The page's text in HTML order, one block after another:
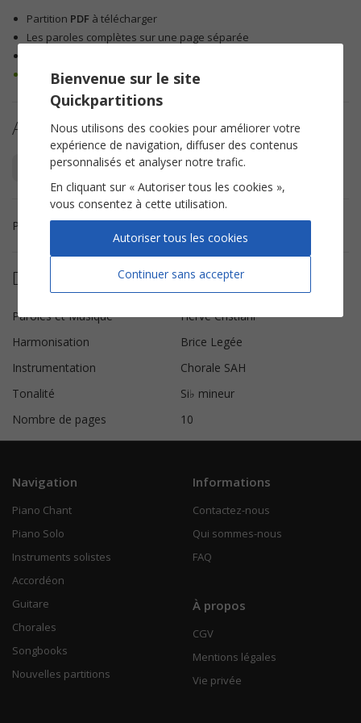
Partition PDF à télécharger
Les paroles complètes sur une page séparée
100% légal – droits d’auteur respectés
Autres arrangements
Piano Chant Chorale SAH
Partition chorale SAH Il est libre Max de Hervé Cristiani.
Détails de la partition
Paroles et Musique
Hervé Cristiani
Harmonisation
Brice Legée
Instrumentation
Chorale SAH
Tonalité
Si♭ mineur
Nombre de pages
10
Navigation
Piano Chant
Piano Solo
Instruments solistes
Accordéon
Guitare
Chorales
Songbooks
Nouvelles partitions
Informations
Contactez-nous
Qui sommes-nous
FAQ
À propos
CGV
Mentions légales
Vie privée
Bienvenue sur le site
Quickpartitions
Nous utilisons des cookies pour améliorer votre
expérience de navigation, diffuser des contenus
personnalisés et analyser notre trafic.
En cliquant sur « Autoriser tous les cookies »,
vous consentez à cette utilisation.
Continuer sans accepter
Autoriser tous les cookies